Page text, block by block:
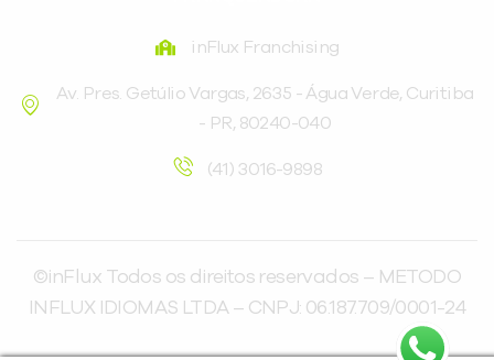
inFlux Franchising
Av. Pres. Getúlio Vargas, 2635 - Água Verde, Curitiba
- PR, 80240-040
(41) 3016-9898
©inFlux Todos os direitos reservados – METODO
INFLUX IDIOMAS LTDA – CNPJ: 06.187.709/0001-24